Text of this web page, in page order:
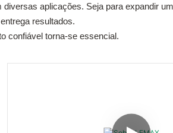
aplicações. Seja para expandir
resultados.
confiável torna-se essencial.